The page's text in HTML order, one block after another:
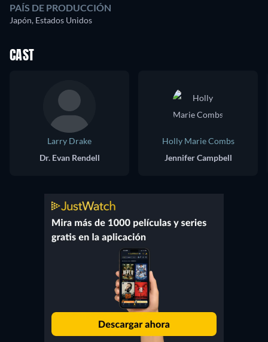
PAÍS DE PRODUCCIÓN
Japón, Estados Unidos
CAST
Larry Drake
Dr. Evan Rendell
Holly Marie Combs
Jennifer Campbell